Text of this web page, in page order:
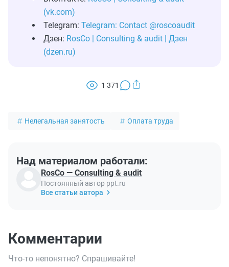
(vk.com)
Telegram: Telegram: Contact @roscoaudit
Дзен: RosCo | Consulting & audit | Дзен
(dzen.ru)
1 371
Нелегальная занятость Оплата труда
Над материалом работали:
RosCo — Consulting & audit
Постоянный автор ppt.ru
Все статьи автора
Комментарии
Что-то непонятно? Спрашивайте!